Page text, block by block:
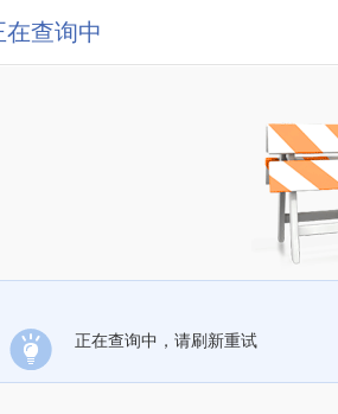
在查询中
正在查询中，请刷新重试